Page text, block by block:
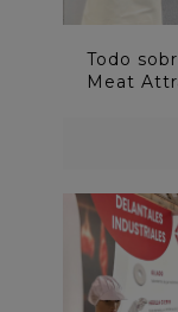
Todo
Meat